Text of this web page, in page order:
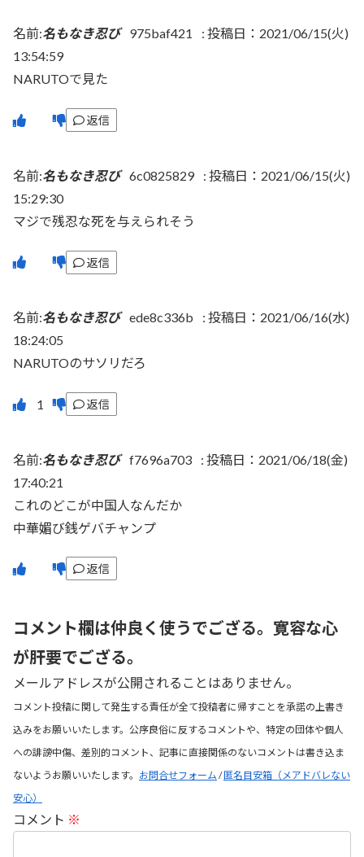
名前:名もなき忍び 975baf421 : 投稿日：2021/06/15(火)
13:54:59
NARUTOで見た
返信
名前:名もなき忍び 6c0825829 : 投稿日：2021/06/15(火)
15:29:30
マジで残忍な死を与えられそう
返信
名前:名もなき忍び ede8c336b : 投稿日：2021/06/16(水)
18:24:05
NARUTOのサソリだろ
返信
名前:名もなき忍び f7696a703 : 投稿日：2021/06/18(金)
17:40:21
これのどこが中国人なんだか
中華媚び銭ゲバチャンプ
返信
コメント欄は仲良く使うでござる。寛容な心
が肝要でござる。
メールアドレスが公開されることはありません。
コメント投稿に関して発生する責任が全て投稿者に帰すことを承諾の上書き
込みをお願いいたします。公序良俗に反するコメントや、特定の団体や個人
への誹謗中傷、差別的コメント、記事に直接関係のないコメントは書き込ま
ないようお願いいたします。 お問合せフォーム /匿名目安箱（メアドバレない
安心）
コメント ※